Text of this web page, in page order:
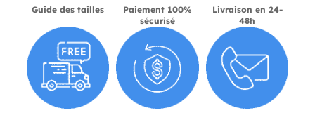
Guide des tailles
Paiement 100%
sécurisé
Livraison en 24-
48h